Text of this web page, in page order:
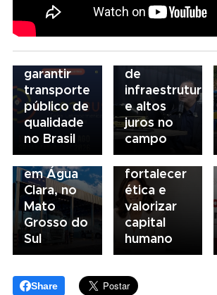
modelo
de
financiamento
garantir
transporte
público de
qualidade
no Brasil
Presidente
alerta para
de
infraestrutura
e altos
juros no
campo
03/08/2026
Volvo
inaugura
concessionária
em Água
Clara, no
Mato
Grosso do
Sul
transporte:
BRT
Sorocaba
utiliza
compliance
para
fortalecer
ética e
valorizar
capital
humano
Share